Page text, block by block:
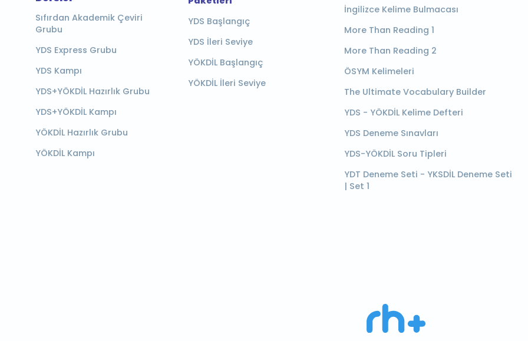
Sıfırdan Akademik Çeviri
Grubu
YDS Express Grubu
YDS Kampı
YDS+YÖKDİL Hazırlık Grubu
YDS+YÖKDİL Kampı
YÖKDİL Hazırlık Grubu
YÖKDİL Kampı
YDS Başlangıç
YDS İleri Seviye
YÖKDİL Başlangıç
YÖKDİL İleri Seviye
İngilizce Kelime Bulmacası
More Than Reading 1
More Than Reading 2
ÖSYM Kelimeleri
The Ultimate Vocabulary Builder
YDS - YÖKDİL Kelime Defteri
YDS Deneme Sınavları
YDS-YÖKDİL Soru Tipleri
YDT Deneme Seti - YKSDİL Deneme Seti
| Set 1